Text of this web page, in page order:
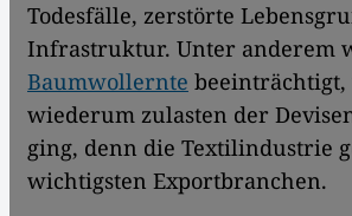
Todesfälle, zerstörte
Infrastruktur. Unter anderem
Baumwollernte beeinträchtigt,
wiederum zulasten der
ging, denn die Textilindustrie
wichtigsten Exportbranchen.